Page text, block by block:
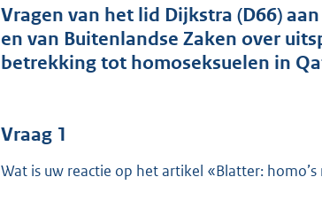
t
a
n
o
Vragen van het lid Dijkstra (D66)
en van Buitenlandse Zaken over
betrekking tot homoseksuelen in
Vraag 1
Wat is uw reactie op het artikel «Blatter: